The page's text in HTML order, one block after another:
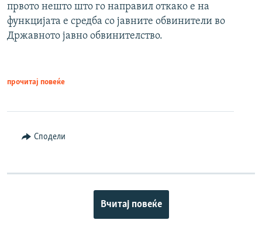
првото нешто што го направил откако е на
функцијата е средба со јавните обвинители во
Државното јавно обвинителство.
прочитај повеќе
Сподели
Вчитај повеќе